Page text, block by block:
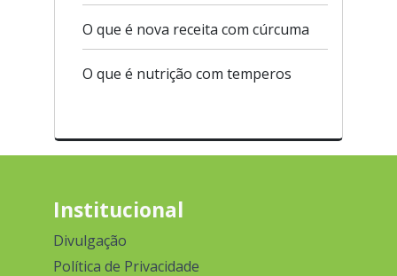
O que é nova receita com cúrcuma
O que é nutrição com temperos
Institucional
Divulgação
Política de Privacidade